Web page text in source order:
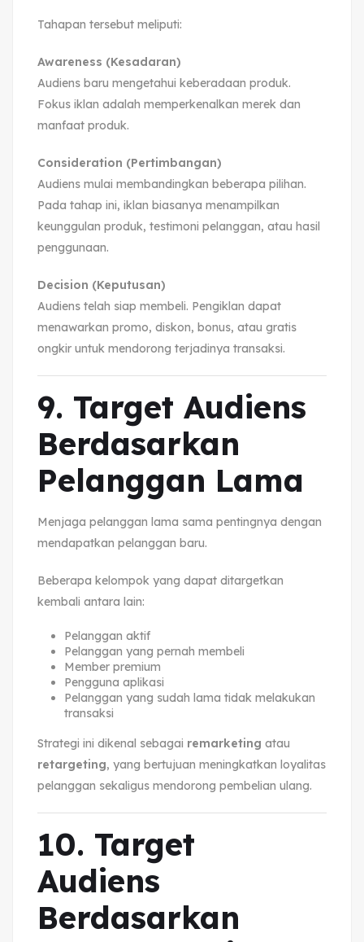
Tahapan tersebut meliputi:
Awareness (Kesadaran)
Audiens baru mengetahui keberadaan produk.
Fokus iklan adalah memperkenalkan merek dan
manfaat produk.
Consideration (Pertimbangan)
Audiens mulai membandingkan beberapa pilihan.
Pada tahap ini, iklan biasanya menampilkan
keunggulan produk, testimoni pelanggan, atau hasil
penggunaan.
Decision (Keputusan)
Audiens telah siap membeli. Pengiklan dapat
menawarkan promo, diskon, bonus, atau gratis
ongkir untuk mendorong terjadinya transaksi.
9. Target Audiens
Berdasarkan
Pelanggan Lama
Menjaga pelanggan lama sama pentingnya dengan
mendapatkan pelanggan baru.
Beberapa kelompok yang dapat ditargetkan
kembali antara lain:
Pelanggan aktif
Pelanggan yang pernah membeli
Member premium
Pengguna aplikasi
Pelanggan yang sudah lama tidak melakukan
transaksi
Strategi ini dikenal sebagai remarketing atau
retargeting, yang bertujuan meningkatkan loyalitas
pelanggan sekaligus mendorong pembelian ulang.
10. Target
Audiens
Berdasarkan